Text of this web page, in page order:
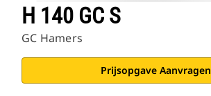
H 140 GC S
GC Hamers
Prijsopgave Aanvragen